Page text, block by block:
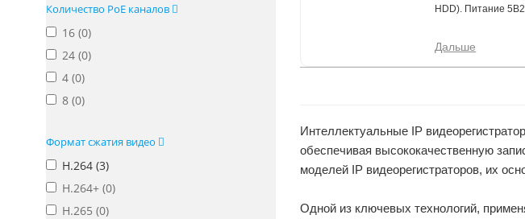
Количество PoE каналов
16 (0)
24 (0)
4 (0)
8 (0)
Формат сжатия видео
H.264 (3)
H.264+ (0)
H.265 (0)
HDD). Питание
Дальше
Интеллектуальные IP
обеспечивая высококачественную
моделей IP видеорегистраторов, их
Одной из ключевых технологий,